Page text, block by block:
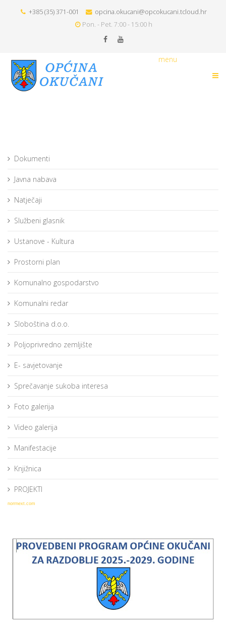
+385 (35) 371-001
opcina.okucani@opcokucani.tcloud.hr
Pon. - Pet. 7:00 - 15:00 h
menu
Dokumenti
Javna nabava
Natječaji
Službeni glasnik
Ustanove - Kultura
Prostorni plan
Komunalno gospodarstvo
Komunalni redar
Sloboština d.o.o.
Poljoprivredno zemljište
E- savjetovanje
Sprečavanje sukoba interesa
Foto galerija
Video galerija
Manifestacije
Knjižnica
PROJEKTI
norrnext.com